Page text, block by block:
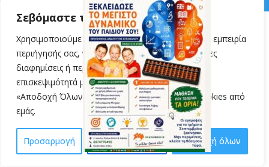
Σεβόμαστε την ιδιωτικότητά σας
Χρησιμοποιούμε cookies για να βελτιώσουμε την εμπειρία
περιήγησής σας, να προβάλλουμε εξατομικευμένες
διαφημίσεις ή περιεχόμενο και να αναλύουμε την
επισκεψιμότητά μας. Κάνοντας κλικ στην επιλογή
«Αποδοχή Όλων», συναινείτε στη χρήση των cookies από
εμάς.
Προσαρμογή Απόρριψη όλων Αποδοχή όλων